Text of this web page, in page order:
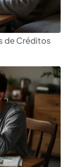
de Créditos